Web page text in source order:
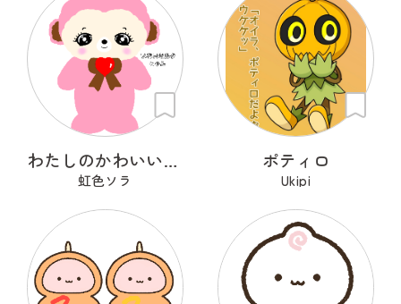
わたしのかわいいせかい
虹色ソラ
ポティロ
Ukipi